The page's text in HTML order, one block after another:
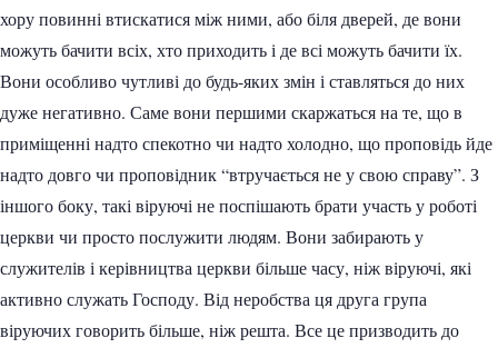
хору повинні втискатися між ними, або біля дверей, де вони
можуть бачити всіх, хто приходить і де всі можуть бачити їх.
Вони особливо чутливі до будь-яких змін і ставляться до них
дуже негативно. Саме вони першими скаржаться на те, що в
приміщенні надто спекотно чи надто холодно, що проповідь йде
надто довго чи проповідник “втручається не у свою справу”. З
іншого боку, такі віруючі не поспішають брати участь у роботі
церкви чи просто послужити людям. Вони забирають у
служителів і керівництва церкви більше часу, ніж віруючі, які
активно служать Господу. Від неробства ця друга група
віруючих говорить більше, ніж решта. Все це призводить до